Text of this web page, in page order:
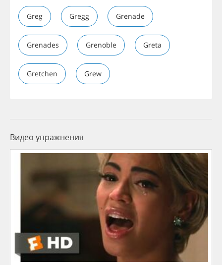
Greg Gregg Grenade
Grenades Grenoble Greta
Gretchen Grew
Видео упражнения